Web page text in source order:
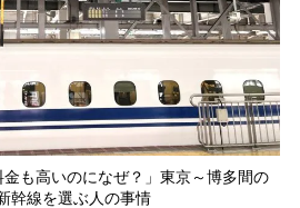
金も高いのになぜ？」東京～博多間の
幹線を選ぶ人の事情